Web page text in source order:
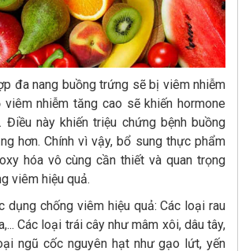
đa nang buồng trứng sẽ bị viêm nhiễm
viêm nhiễm tăng cao sẽ khiến hormone
Điều này khiến triệu chứng bệnh buồng
hơn. Chính vì vậy, bổ sung thực phẩm
hóa vô cùng cần thiết và quan trọng
viêm hiệu quả.
dụng chống viêm hiệu quả: Các loại rau
Các loại trái cây như mâm xôi, dâu tây,
ngũ cốc nguyên hạt như gạo lứt, yến